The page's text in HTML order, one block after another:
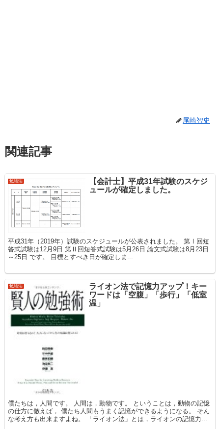
尾崎智史
関連記事
勉強法
【会計士】平成31年試験のスケジ
ュールが確定しました。
平成31年（2019年）試験のスケジュールが公表されました。 第Ⅰ回短
答式試験は12月9日 第Ⅱ回短答式試験は5月26日 論文式試験は8月23日
～25日 です。 目標とすべき日が確定しま...
勉強法
ライオン法で記憶力アップ！キー
ワードは「空腹」「歩行」「低室
温」
僕たちは，人間です。 人間は，動物です。 ということは，動物の記憶
の仕方に倣えば， 僕たち人間もうまく記憶ができるようになる。 そん
な考え方も出来ますよね。 「ライオン法」とは，ライオンの記憶力...